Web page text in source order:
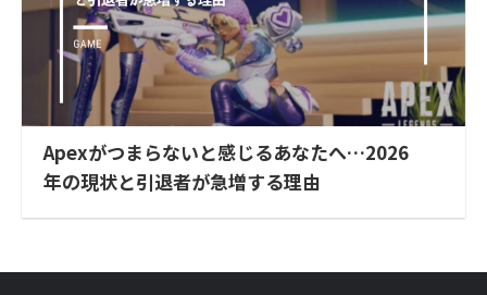
Apexがつまらないと感じるあなたへ…2026
年の現状と引退者が急増する理由